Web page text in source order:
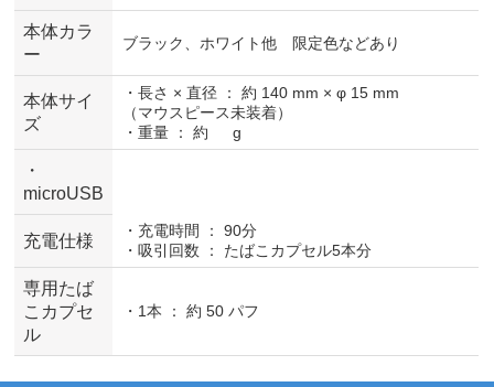
本体カラ
ー
ブラック、ホワイト他 限定色などあり
本体サイ
ズ
・長さ × 直径 ： 約 140 mm × φ 15 mm
（マウスピース未装着）
・重量 ： 約 g
・
microUSB
充電仕様
・充電時間 ： 90分
・吸引回数 ： たばこカプセル5本分
専用たば
こカプセ
ル
・1本 ： 約 50 パフ